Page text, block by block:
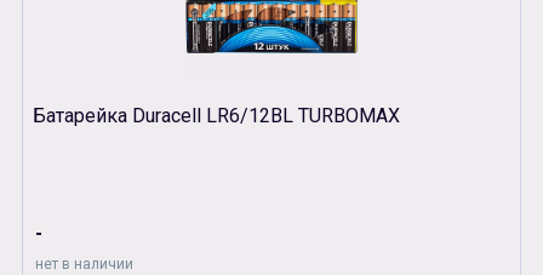
Батарейка Duracell LR6/12BL TURBOMAX
-
нет в наличии